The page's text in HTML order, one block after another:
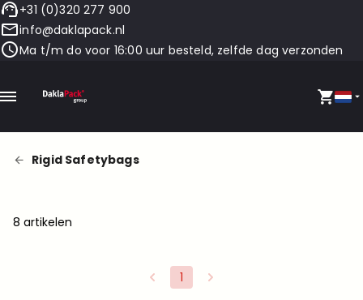
+31 (0)320 277 900
info@daklapack.nl
Ma t/m do voor 16:00 uur besteld, zelfde dag verzonden
Rigid Safetybags
8 artikelen
1